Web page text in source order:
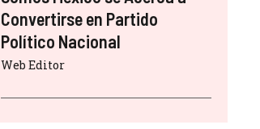
Convertirse en Partido
Político Nacional
Web Editor